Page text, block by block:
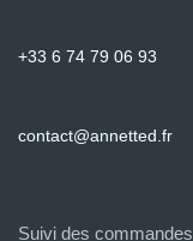
+33 6 74 79 06 93
contact@annetted.fr
Suivi des commandes